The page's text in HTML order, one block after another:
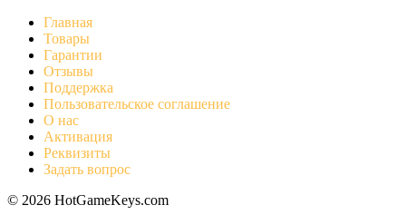
Главная
Товары
Гарантии
Отзывы
Поддержка
Пользовательское соглашение
О нас
Активация
Реквизиты
Задать вопрос
© 2026 HotGameKeys.com